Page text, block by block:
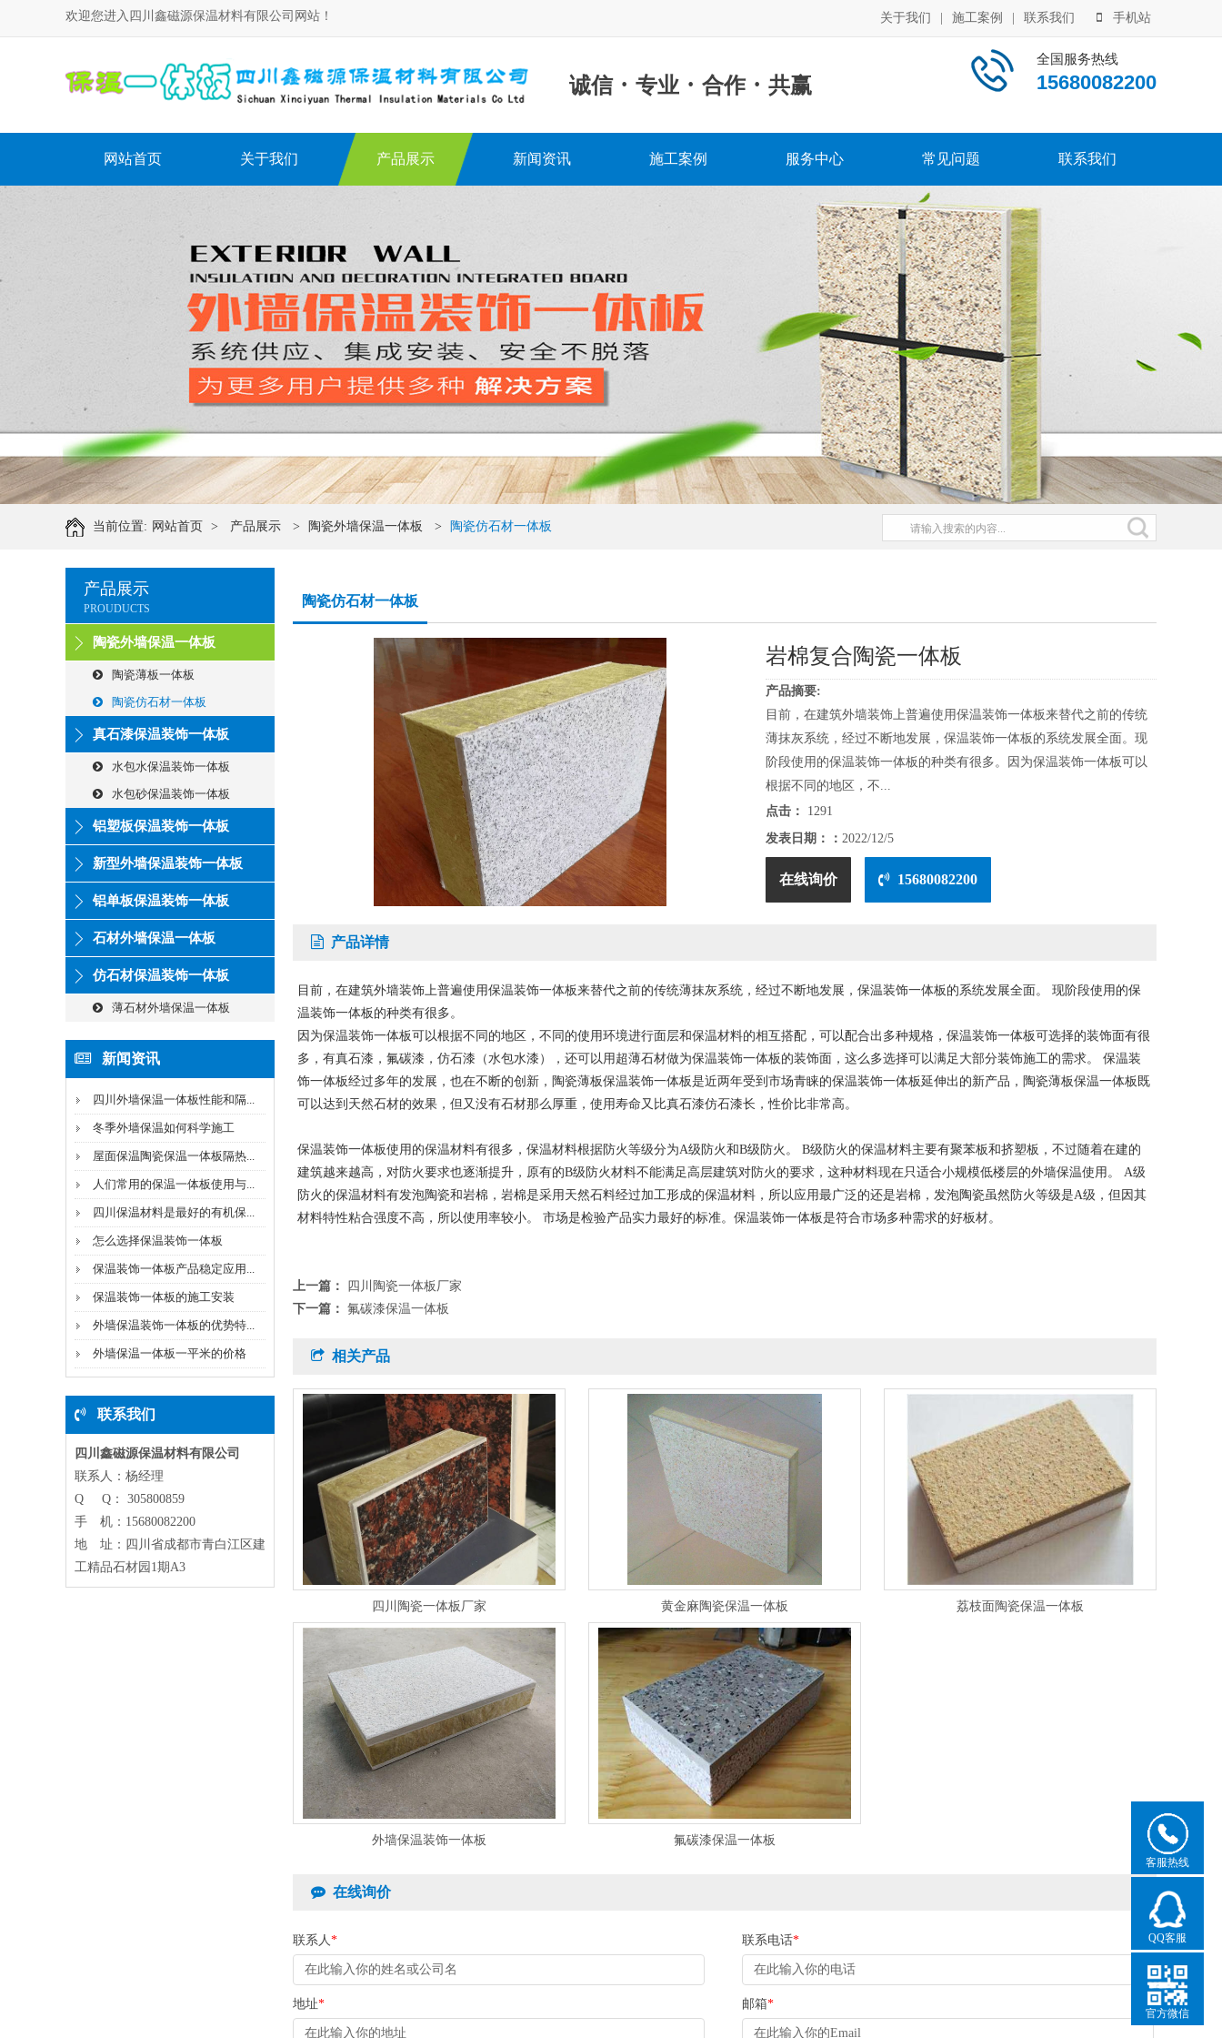
欢迎您进入四川鑫磁源保温材料有限公司网站！ 关于我们 施工案例 联系我们 手机站
诚信 · 专业 · 合作 · 共赢
全国服务热线
15680082200
网站首页 关于我们 产品展示 新闻资讯 施工案例 服务中心 常见问题 联系我们
当前位置: 网站首页 > 产品展示 > 陶瓷外墙保温一体板 > 陶瓷仿石材一体板
产品展示
PROUDUCTS
陶瓷外墙保温一体板
陶瓷薄板一体板
陶瓷仿石材一体板
真石漆保温装饰一体板
水包水保温装饰一体板
水包砂保温装饰一体板
铝塑板保温装饰一体板
新型外墙保温装饰一体板
铝单板保温装饰一体板
石材外墙保温一体板
仿石材保温装饰一体板
薄石材外墙保温一体板
新闻资讯
四川外墙保温一体板性能和隔...
冬季外墙保温如何科学施工
屋面保温陶瓷保温一体板隔热...
人们常用的保温一体板使用与...
四川保温材料是最好的有机保...
怎么选择保温装饰一体板
保温装饰一体板产品稳定应用...
保温装饰一体板的施工安装
外墙保温装饰一体板的优势特...
外墙保温一体板一平米的价格
联系我们
四川鑫磁源保温材料有限公司
联系人：杨经理
Q Q： 305800859
手 机：15680082200
地 址：四川省成都市青白江区建
工精品石材园1期A3
陶瓷仿石材一体板
岩棉复合陶瓷一体板
产品摘要:
目前，在建筑外墙装饰上普遍使用保温装饰一体板来替代之前的传统
薄抹灰系统，经过不断地发展，保温装饰一体板的系统发展全面。现
阶段使用的保温装饰一体板的种类有很多。因为保温装饰一体板可以
根据不同的地区，不...
点击：
1291
发表日期：： 2022/12/5
在线询价 15680082200
产品详情
目前，在建筑外墙装饰上普遍使用保温装饰一体板来替代之前的传统薄抹灰系统，经过不断地发展，保温装饰一体板的系统发展全面。 现阶段使用的保
温装饰一体板的种类有很多。
因为保温装饰一体板可以根据不同的地区，不同的使用环境进行面层和保温材料的相互搭配，可以配合出多种规格，保温装饰一体板可选择的装饰面有很
多，有真石漆，氟碳漆，仿石漆（水包水漆），还可以用超薄石材做为保温装饰一体板的装饰面，这么多选择可以满足大部分装饰施工的需求。 保温装
饰一体板经过多年的发展，也在不断的创新，陶瓷薄板保温装饰一体板是近两年受到市场青睐的保温装饰一体板延伸出的新产品，陶瓷薄板保温一体板既
可以达到天然石材的效果，但又没有石材那么厚重，使用寿命又比真石漆仿石漆长，性价比非常高。
保温装饰一体板使用的保温材料有很多，保温材料根据防火等级分为A级防火和B级防火。 B级防火的保温材料主要有聚苯板和挤塑板，不过随着在建的
建筑越来越高，对防火要求也逐渐提升，原有的B级防火材料不能满足高层建筑对防火的要求，这种材料现在只适合小规模低楼层的外墙保温使用。 A级
防火的保温材料有发泡陶瓷和岩棉，岩棉是采用天然石料经过加工形成的保温材料，所以应用最广泛的还是岩棉，发泡陶瓷虽然防火等级是A级，但因其
材料特性粘合强度不高，所以使用率较小。 市场是检验产品实力最好的标准。保温装饰一体板是符合市场多种需求的好板材。
上一篇：
四川陶瓷一体板厂家
下一篇： 氟碳漆保温一体板
相关产品
四川陶瓷一体板厂家 黄金麻陶瓷保温一体板 荔枝面陶瓷保温一体板
外墙保温装饰一体板 氟碳漆保温一体板
在线询价
联系人* 联系电话*
地址* 邮箱*
客服热线
QQ客服
官方微信